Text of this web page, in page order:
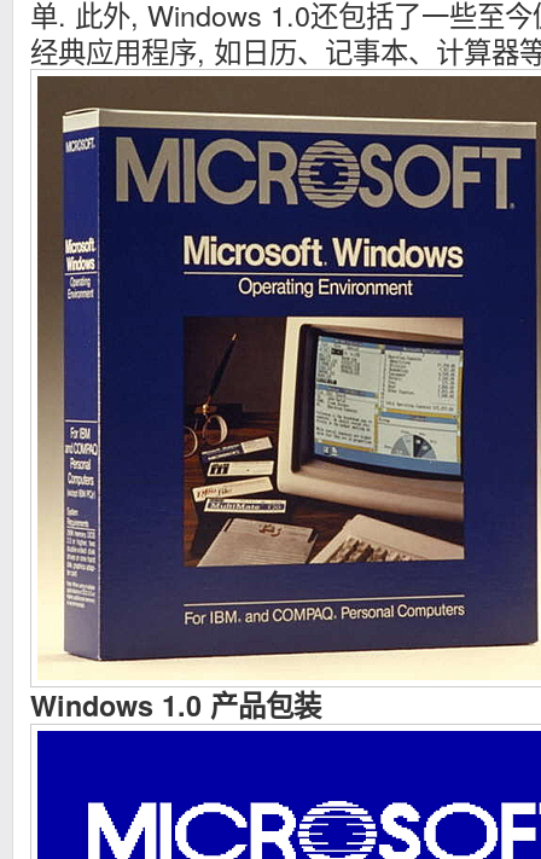
单. 此外, Windows 1.0还包括了一些至
经典应用程序, 如日历、记事本、计算器
Windows 1.0 产品包装